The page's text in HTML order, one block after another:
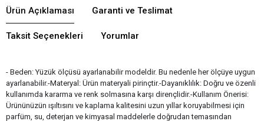
Ürün Açıklaması Garanti ve Teslimat
Taksit Seçenekleri Yorumlar
- Beden: Yüzük ölçüsü ayarlanabilir modeldir. Bu nedenle her ölçüye uygun
ayarlanabilir.-Materyal: Ürün materyali pirinçtir.-Dayanıklılık: Doğru ve özenli
kullanımda kararma ve renk solmasına karşı dirençlidir.-Kullanım Önerisi:
Ürününüzün ışıltısını ve kaplama kalitesini uzun yıllar koruyabilmesi için
parfüm, su, deterjan ve kimyasal maddelerle doğrudan temasından